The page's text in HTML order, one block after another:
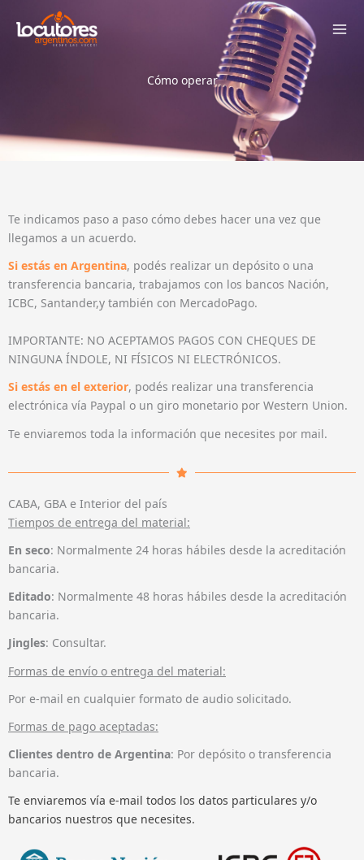
contenido
Cómo operar
Te indicamos paso a paso cómo debes hacer una vez que
llegamos a un acuerdo.
Si estás en Argentina, podés realizar un depósito o una
transferencia bancaria, trabajamos con los bancos Nación,
ICBC, Santander,y también con MercadoPago.
IMPORTANTE: NO ACEPTAMOS PAGOS CON CHEQUES DE
NINGUNA ÍNDOLE, NI FÍSICOS NI ELECTRÓNICOS.
Si estás en el exterior, podés realizar una transferencia
electrónica vía Paypal o un giro monetario por Western Union.
Te enviaremos toda la información que necesites por mail.
CABA, GBA e Interior del país
Tiempos de entrega del material:
En seco: Normalmente 24 horas hábiles desde la acreditación
bancaria.
Editado: Normalmente 48 horas hábiles desde la acreditación
bancaria.
Jingles: Consultar.
Formas de envío o entrega del material:
Por e-mail en cualquier formato de audio solicitado.
Formas de pago aceptadas:
Clientes dentro de Argentina: Por depósito o transferencia
bancaria.
Te enviaremos vía e-mail todos los datos particulares y/o
bancarios nuestros que necesites.